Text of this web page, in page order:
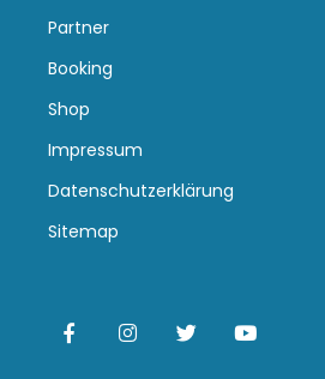
Partner
Booking
Shop
Impressum
Datenschutzerklärung
Sitemap